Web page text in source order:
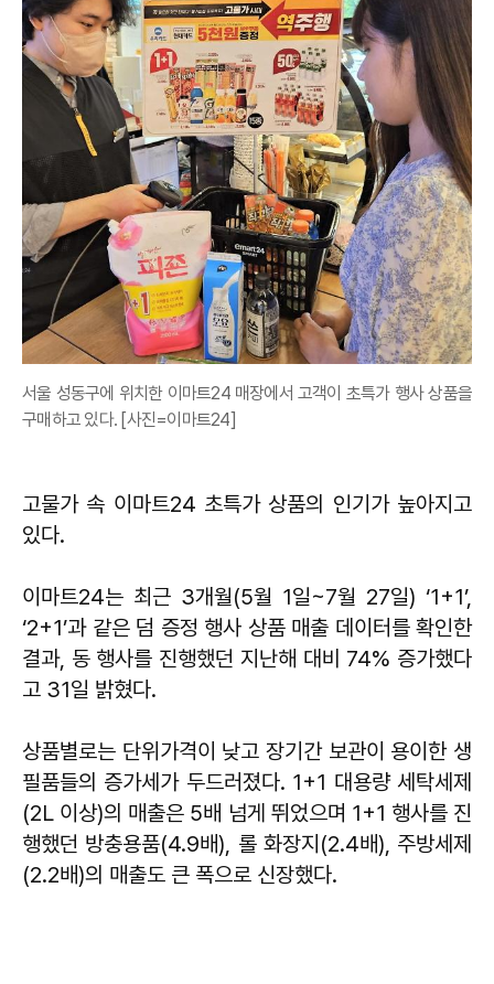
서울 성동구에 위치한 이마트24 매장에서 고객이 초특가 행사 상품을
구매하고 있다. [사진=이마트24]
고물가 속 이마트24 초특가 상품의 인기가 높아지고
있다.
이마트24는 최근 3개월(5월 1일~7월 27일) ‘1+1’,
‘2+1’과 같은 덤 증정 행사 상품 매출 데이터를 확인한
결과, 동 행사를 진행했던 지난해 대비 74% 증가했다
고 31일 밝혔다.
상품별로는 단위가격이 낮고 장기간 보관이 용이한 생
필품들의 증가세가 두드러졌다. 1+1 대용량 세탁세제
(2L 이상)의 매출은 5배 넘게 뛰었으며 1+1 행사를 진
행했던 방충용품(4.9배), 롤 화장지(2.4배), 주방세제
(2.2배)의 매출도 큰 폭으로 신장했다.